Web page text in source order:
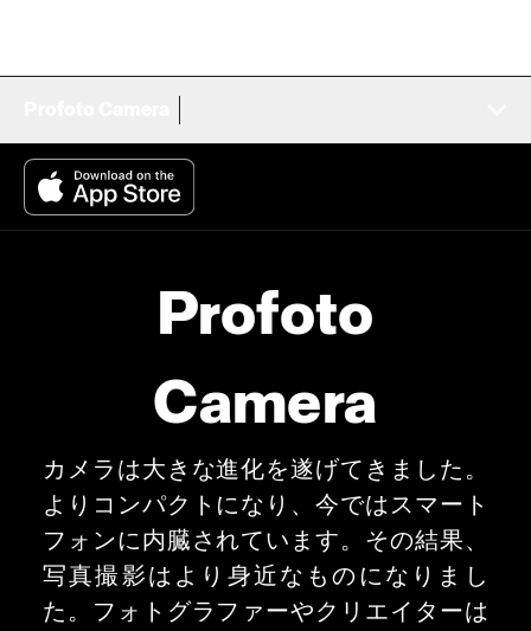
Profoto
Camera
カメラは大きな進化を遂げてきました。
よりコンパクトになり、今ではスマート
フォンに内臓されています。その結果、
写真撮影はより身近なものになりまし
た。フォトグラファーやクリエイターは